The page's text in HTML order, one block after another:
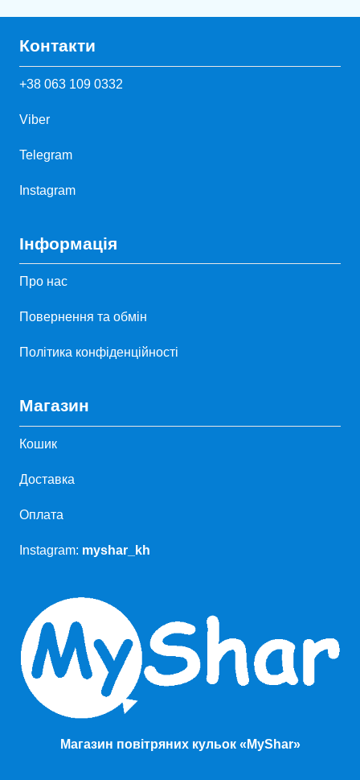
Контакти
+38 063 109 0332
Viber
Telegram
Instagram
Інформація
Про нас
Повернення та обмін
Політика конфіденційності
Магазин
Кошик
Доставка
Оплата
Instagram: myshar_kh
Магазин повітряних кульок «MyShar»